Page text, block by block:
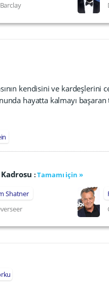
kendisini ve kardeşlerini
hayatta kalmayı
:Tamamı için »
Shatner